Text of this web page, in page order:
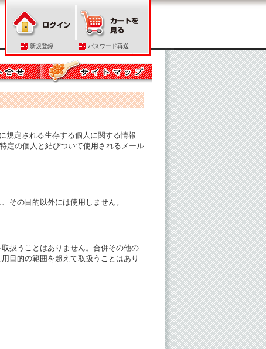
新規登録 パスワード再送
規定される生存する個人に関する情報
定の個人と結びついて使用されるメール
その目的以外には使用しません。
扱うことはありません。合併その他の
目的の範囲を超えて取扱うことはあり